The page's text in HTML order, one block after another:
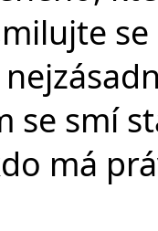
se smí
má